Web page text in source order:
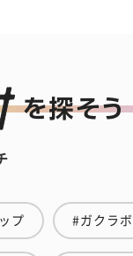
プ #ガクラボ